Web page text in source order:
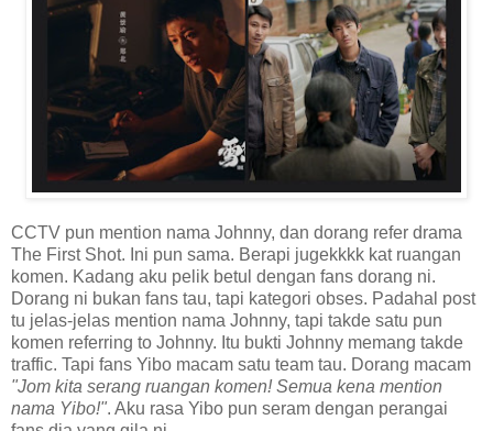
CCTV pun mention nama Johnny, dan dorang refer drama
The First Shot. Ini pun sama. Berapi jugekkkk kat ruangan
komen. Kadang aku pelik betul dengan fans dorang ni.
Dorang ni bukan fans tau, tapi kategori obses. Padahal post
tu jelas-jelas mention nama Johnny, tapi takde satu pun
komen referring to Johnny. Itu bukti Johnny memang takde
traffic. Tapi fans Yibo macam satu team tau. Dorang macam
"Jom kita serang ruangan komen! Semua kena mention
nama Yibo!". Aku rasa Yibo pun seram dengan perangai